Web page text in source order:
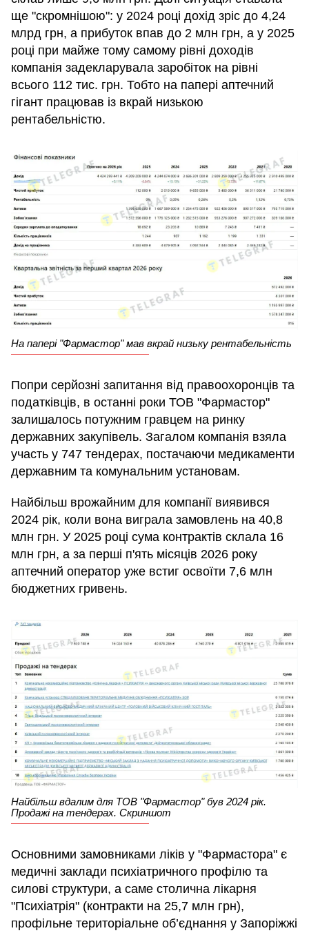
ще "скромнішою": у 2024 році дохід зріс до 4,24
млрд грн, а прибуток впав до 2 млн грн, а у 2025
році при майже тому самому рівні доходів
компанія задекларувала заробіток на рівні
всього 112 тис. грн. Тобто на папері аптечний
гігант працював із вкрай низькою
рентабельністю.
На папері "Фармастор" мав вкрай низьку рентабельність
Попри серйозні запитання від правоохоронців та
податківців, в останні роки ТОВ "Фармастор"
залишалось потужним гравцем на ринку
державних закупівель. Загалом компанія взяла
участь у 747 тендерах, постачаючи медикаменти
державним та комунальним установам.
Найбільш врожайним для компанії виявився
2024 рік, коли вона виграла замовлень на 40,8
млн грн. У 2025 році сума контрактів склала 16
млн грн, а за перші п'ять місяців 2026 року
аптечний оператор уже встиг освоїти 7,6 млн
бюджетних гривень.
Найбільш вдалим для ТОВ "Фармастор" був 2024 рік.
Продажі на тендерах. Скриншот
Основними замовниками ліків у "Фармастора" є
медичні заклади психіатричного профілю та
силові структури, а саме столична лікарня
"Психіатрія" (контракти на 25,7 млн грн),
профільне територіальне об’єднання у Запоріжжі